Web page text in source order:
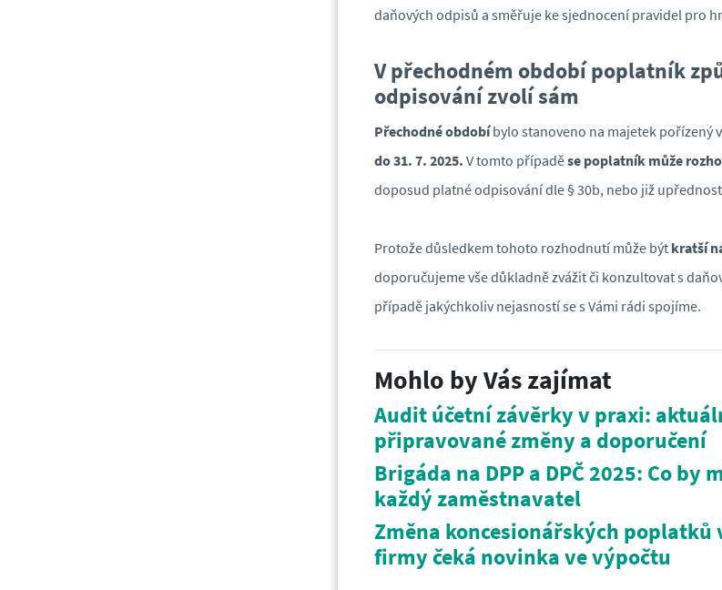
daňových odpisů a směřuje ke sjednocení pravidel pro
V přechodném období poplatník
odpisování zvolí sám
Přechodné obdobíbylo stanoveno na majetek pořízený
do 31. 7. 2025. V tomto případěse poplatník může
doposud platné odpisování dle § 30b, nebo již
Protože důsledkem tohoto rozhodnutí může být kratší
doporučujeme vše důkladně zvážit či konzultovat s
případě jakýchkoliv nejasností se s Vámi rádi spojíme.
Mohlo by Vás zajímat
Audit účetní závěrky v praxi:
připravované změny a doporučení
Brigáda na DPP a DPČ 2025: Co by
každý zaměstnavatel
Změna koncesionářských poplatků
firmy čeká novinka ve výpočtu